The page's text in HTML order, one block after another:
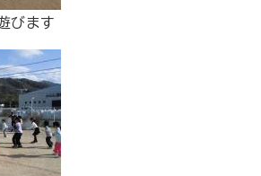
びます